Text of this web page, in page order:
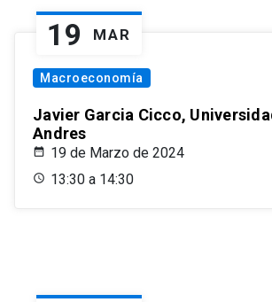
19 MAR
Macroeconomía
Javier Garcia Cicco,
Andres
19 de Marzo de 2024
13:30 a 14:30